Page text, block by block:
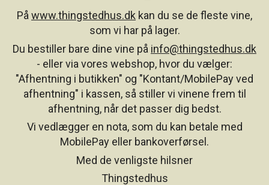
Påwww.thingstedhus.dk kan du se de fleste vine,
som vi har på lager.
Du bestiller bare dine vine på info@thingstedhus.dk
- eller via vores webshop, hvor du vælger:
"Afhentning i butikken" og "Kontant/MobilePay ved
afhentning" i kassen, så stiller vi vinene frem til
afhentning, når det passer dig bedst.
Vi vedlægger en nota, som du kan betale med
MobilePay eller bankoverførsel.
Med de venligste hilsner
Thingstedhus